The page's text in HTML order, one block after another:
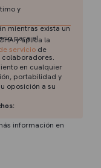
y
mientras exista un
para el
colaboradores.
en cualquier
portabilidad y
oposición a su
información en
y aplica la
servicio de